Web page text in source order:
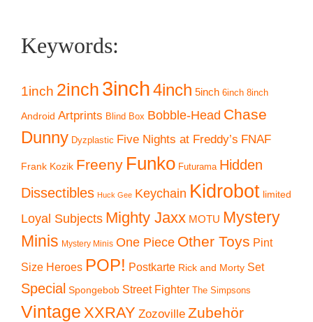
Keywords:
1inch 2inch 3inch4inch 5inch 6inch 8inch
Android Artprints Blind Box Bobble-Head Chase
Dunny Dyzplastic Five Nights at Freddy’s FNAF
Frank Kozik Freeny Funko Futurama Hidden
Dissectibles Huck Gee Keychain Kidrobot limited
Loyal Subjects Mighty Jaxx MOTU Mystery
Minis Mystery Minis One Piece Other Toys Pint
Size Heroes POP! Postkarte Rick and Morty Set
Special Spongebob Street Fighter The Simpsons
Vintage XXRAY Zozoville Zubehör